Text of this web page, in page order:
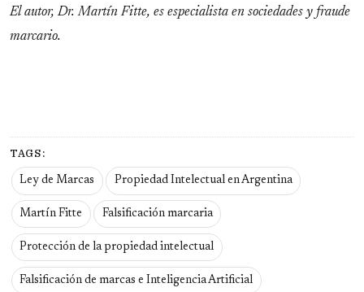
El autor, Dr. Martín Fitte, es especialista en sociedades y fraude
marcario.
TAGS:
Ley de Marcas Propiedad Intelectual en Argentina
Martín Fitte Falsificación marcaria
Protección de la propiedad intelectual
Falsificación de marcas e Inteligencia Artificial